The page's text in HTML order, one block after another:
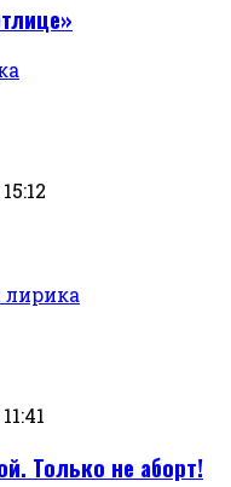
лирика
Только не аборт!